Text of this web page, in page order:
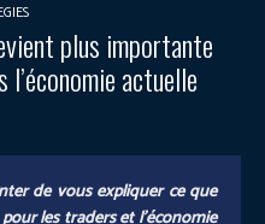
plus importante
actuelle
de vous expliquer ce que